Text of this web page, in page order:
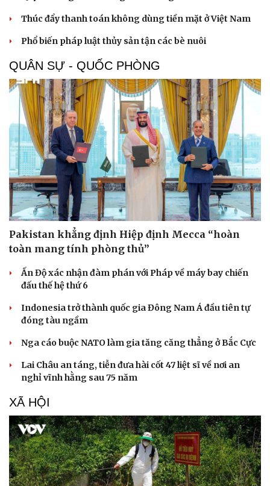
Thúc đẩy thanh toán không dùng tiền mặt ở Việt Nam
Phổ biến pháp luật thủy sản tận các bè nuôi
QUÂN SỰ - QUỐC PHÒNG
Pakistan khẳng định Hiệp định Mecca “hoàn
toàn mang tính phòng thủ”
Ấn Độ xác nhận đàm phán với Pháp về máy bay chiến
đấu thế hệ thứ 6
Indonesia trở thành quốc gia Đông Nam Á đầu tiên tự
đóng tàu ngầm
Nga cáo buộc NATO làm gia tăng căng thẳng ở Bắc Cực
Lai Châu an táng, tiễn đưa hài cốt 47 liệt sĩ về nơi an
nghỉ vĩnh hằng sau 75 năm
XÃ HỘI